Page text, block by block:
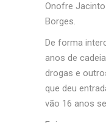
Onofre
Borges.
De forma
anos de
drogas e
que deu
vão 16 anos